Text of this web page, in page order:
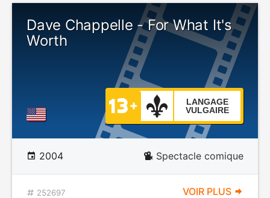
Dave Chappelle - For What It's
Worth
LANGAGE
VULGAIRE
2004 Spectacle comique
252697 VOIR PLUS